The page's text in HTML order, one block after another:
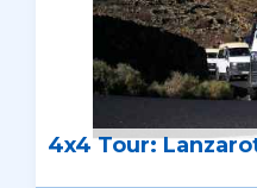
4x4 Tour: